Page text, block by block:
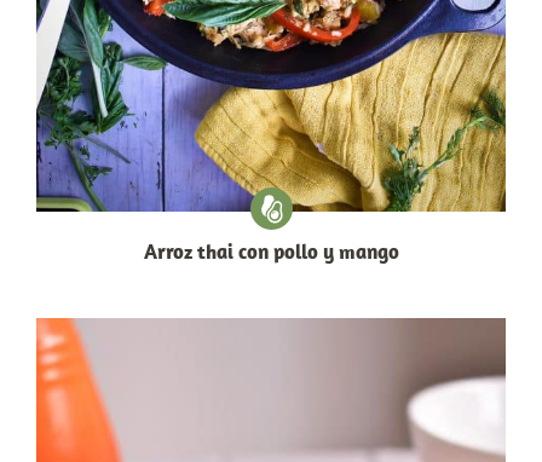
Arroz thai con pollo y mango